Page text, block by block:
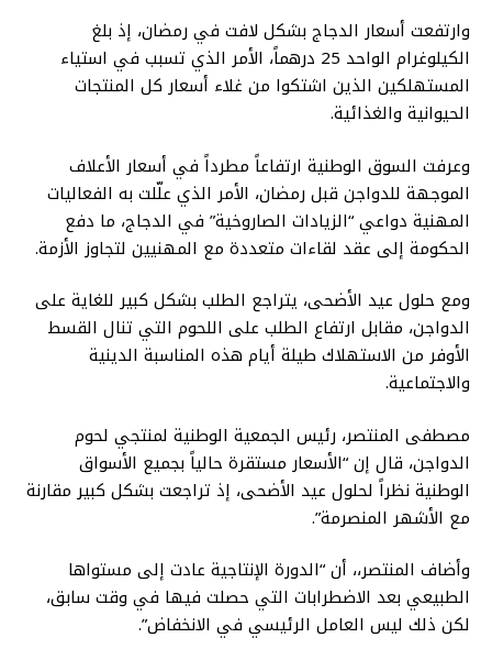
وارتفعت أسعار الدجاج بشكل لافت في رمضان، إذ بلغ
الكيلوغرام الواحد 25 درهماً، الأمر الذي تسبب في استياء
المستهلكين الذين اشتكوا من غلاء أسعار كل المنتجات
الحيوانية والغذائية.
وعرفت السوق الوطنية ارتفاعاً مطرداً في أسعار الأعلاف
الموجهة للدواجن قبل رمضان، الأمر الذي علّلت به الفعاليات
المهنية دواعي “الزيادات الصاروخية” في الدجاج، ما دفع
الحكومة إلى عقد لقاءات متعددة مع المهنيين لتجاوز الأزمة.
ومع حلول عيد الأضحى، يتراجع الطلب بشكل كبير للغاية على
الدواجن، مقابل ارتفاع الطلب على اللحوم التي تنال القسط
الأوفر من الاستهلاك طيلة أيام هذه المناسبة الدينية
والاجتماعية.
مصطفى المنتصر، رئيس الجمعية الوطنية لمنتجي لحوم
الدواجن، قال إن “الأسعار مستقرة حالياً بجميع الأسواق
الوطنية نظراً لحلول عيد الأضحى، إذ تراجعت بشكل كبير مقارنة
مع الأشهر المنصرمة”.
وأضاف المنتصر،، أن “الدورة الإنتاجية عادت إلى مستواها
الطبيعي بعد الاضطرابات التي حصلت فيها في وقت سابق،
لكن ذلك ليس العامل الرئيسي في الانخفاض”.